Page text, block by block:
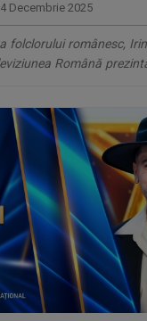
Decembrie 2025
folclorului românesc,
Română